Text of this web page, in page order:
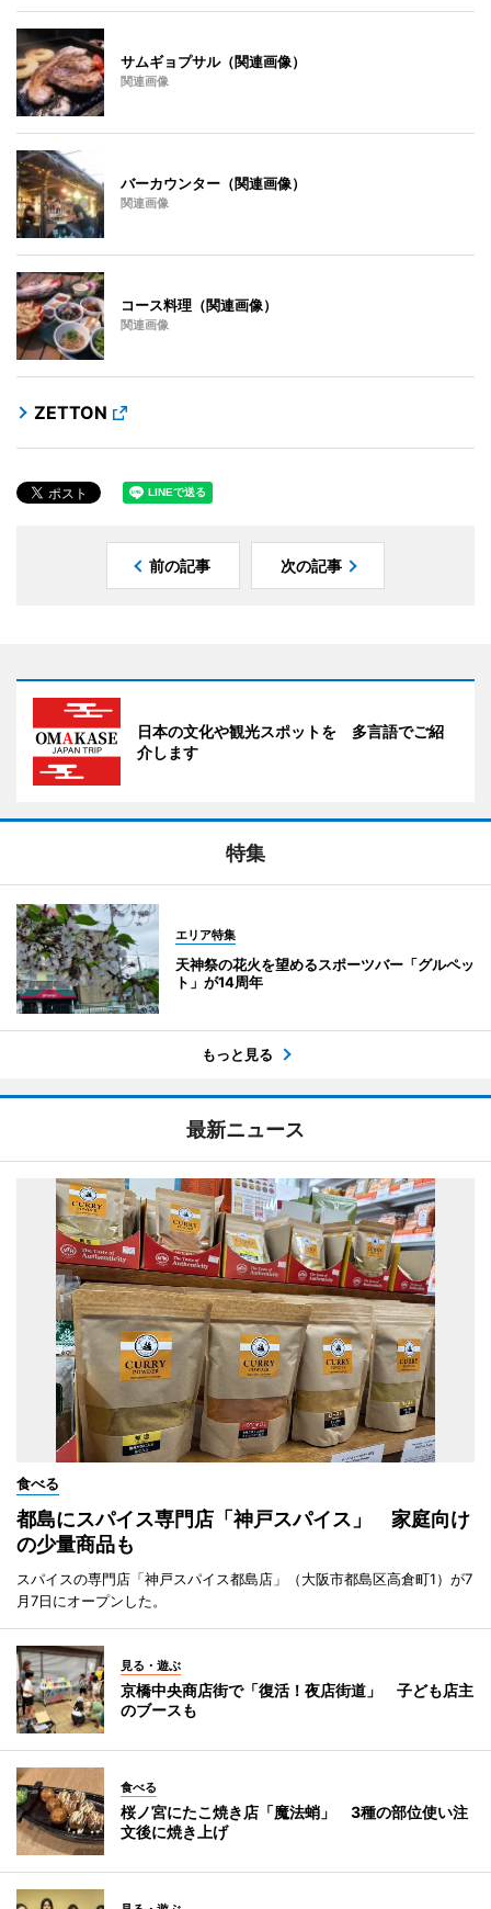
サムギョプサル（関連画像）
関連画像
バーカウンター（関連画像）
関連画像
コース料理（関連画像）
関連画像
ZETTON
前の記事 次の記事
日本の文化や観光スポットを 多言語でご紹
介します
特集
エリア特集
天神祭の花火を望めるスポーツバー「グルペッ
ト」が14周年
もっと見る
最新ニュース
食べる
都島にスパイス専門店「神戸スパイス」 家庭向け
の少量商品も
スパイスの専門店「神戸スパイス都島店」（大阪市都島区高倉町1）が7
月7日にオープンした。
見る・遊ぶ
京橋中央商店街で「復活！夜店街道」 子ども店主
のブースも
食べる
桜ノ宮にたこ焼き店「魔法蛸」 3種の部位使い注
文後に焼き上げ